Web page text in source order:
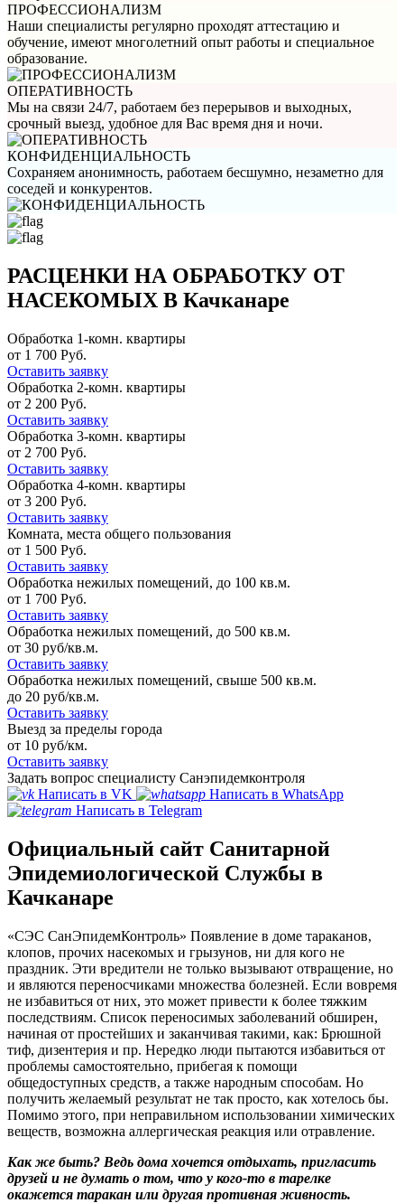
ПРОФЕССИОНАЛИЗМ
Наши специалисты регулярно проходят аттестацию и
обучение, имеют многолетний опыт работы и специальное
образование.
ОПЕРАТИВНОСТЬ
Мы на связи 24/7, работаем без перерывов и выходных,
срочный выезд, удобное для Вас время дня и ночи.
КОНФИДЕНЦИАЛЬНОСТЬ
Сохраняем анонимность, работаем бесшумно, незаметно для
соседей и конкурентов.
РАСЦЕНКИ НА ОБРАБОТКУ ОТ
НАСЕКОМЫХ В Качканаре
Обработка 1-комн. квартиры
от 1 700 Руб.
Оставить заявку
Обработка 2-комн. квартиры
от 2 200 Руб.
Оставить заявку
Обработка 3-комн. квартиры
от 2 700 Руб.
Оставить заявку
Обработка 4-комн. квартиры
от 3 200 Руб.
Оставить заявку
Комната, места общего пользования
от 1 500 Руб.
Оставить заявку
Обработка нежилых помещений, до 100 кв.м.
от 1 700 Руб.
Оставить заявку
Обработка нежилых помещений, до 500 кв.м.
от 30 руб/кв.м.
Оставить заявку
Обработка нежилых помещений, свыше 500 кв.м.
до 20 руб/кв.м.
Оставить заявку
Выезд за пределы города
от 10 руб/км.
Оставить заявку
Задать вопрос специалисту Санэпидемконтроля
Написать в VK
Написать в WhatsApp
Написать в Telegram
Официальный сайт Санитарной
Эпидемиологической Службы в
Качканаре
«СЭС СанЭпидемКонтроль» Появление в доме тараканов,
клопов, прочих насекомых и грызунов, ни для кого не
праздник. Эти вредители не только вызывают отвращение, но
и являются переносчиками множества болезней. Если вовремя
не избавиться от них, это может привести к более тяжким
последствиям. Список переносимых заболеваний обширен,
начиная от простейших и заканчивая такими, как: Брюшной
тиф, дизентерия и пр. Нередко люди пытаются избавиться от
проблемы самостоятельно, прибегая к помощи
общедоступных средств, а также народным способам. Но
получить желаемый результат не так просто, как хотелось бы.
Помимо этого, при неправильном использовании химических
веществ, возможна аллергическая реакция или отравление.
Как же быть? Ведь дома хочется отдыхать, пригласить
друзей и не думать о том, что у кого-то в тарелке
окажется таракан или другая противная живность.